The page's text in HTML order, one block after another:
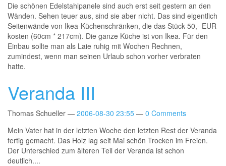
Die schönen Edelstahlpanele sind auch erst seit gestern an den
Wänden. Sehen teuer aus, sind sie aber nicht. Das sind eigentlich
Seitenwände von Ikea-Küchenschränken, die das Stück 50,- EUR
kosten (60cm * 217cm). Die ganze Küche ist von Ikea. Für den
Einbau sollte man als Laie ruhig mit Wochen Rechnen,
zumindest, wenn man seinen Urlaub schon vorher verbraten
hatte.
Veranda III
Thomas Schueller 2006-08-30 23:55
0 Comments
Mein Vater hat in der letzten Woche den letzten Rest der Veranda
fertig gemacht. Das Holz lag seit Mai schön Trocken im Freien.
Der Unterschied zum älteren Teil der Veranda ist schon
deutlich....